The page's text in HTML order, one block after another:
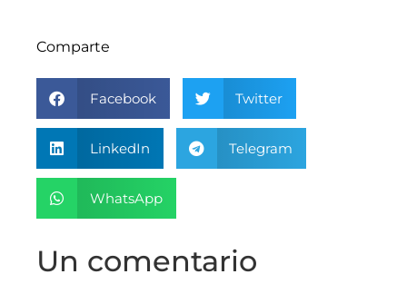
Comparte
Facebook Twitter
LinkedIn Telegram
WhatsApp
Un comentario